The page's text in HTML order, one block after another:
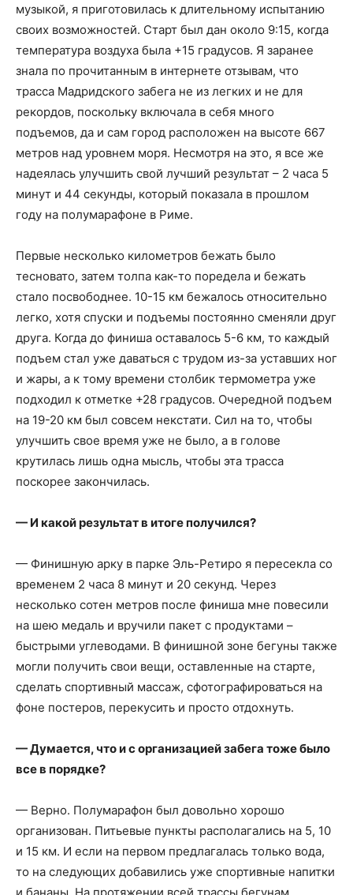
музыкой, я приготовилась к длительному испытанию
своих возможностей. Старт был дан около 9:15, когда
температура воздуха была +15 градусов. Я заранее
знала по прочитанным в интернете отзывам, что
трасса Мадридского забега не из легких и не для
рекордов, поскольку включала в себя много
подъемов, да и сам город расположен на высоте 667
метров над уровнем моря. Несмотря на это, я все же
надеялась улучшить свой лучший результат – 2 часа 5
минут и 44 секунды, который показала в прошлом
году на полумарафоне в Риме.
Первые несколько километров бежать было
тесновато, затем толпа как-то поредела и бежать
стало посвободнее. 10-15 км бежалось относительно
легко, хотя спуски и подъемы постоянно сменяли друг
друга. Когда до финиша оставалось 5-6 км, то каждый
подъем стал уже даваться с трудом из-за уставших ног
и жары, а к тому времени столбик термометра уже
подходил к отметке +28 градусов. Очередной подъем
на 19-20 км был совсем некстати. Сил на то, чтобы
улучшить свое время уже не было, а в голове
крутилась лишь одна мысль, чтобы эта трасса
поскорее закончилась.
— И какой результат в итоге получился?
— Финишную арку в парке Эль-Ретиро я пересекла со
временем 2 часа 8 минут и 20 секунд. Через
несколько сотен метров после финиша мне повесили
на шею медаль и вручили пакет с продуктами –
быстрыми углеводами. В финишной зоне бегуны также
могли получить свои вещи, оставленные на старте,
сделать спортивный массаж, сфотографироваться на
фоне постеров, перекусить и просто отдохнуть.
— Думается, что и с организацией забега тоже было
все в порядке?
— Верно. Полумарафон был довольно хорошо
организован. Питьевые пункты располагались на 5, 10
и 15 км. И если на первом предлагалась только вода,
то на следующих добавились уже спортивные напитки